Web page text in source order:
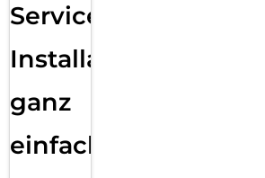
Services
Installation
ganz
einfach